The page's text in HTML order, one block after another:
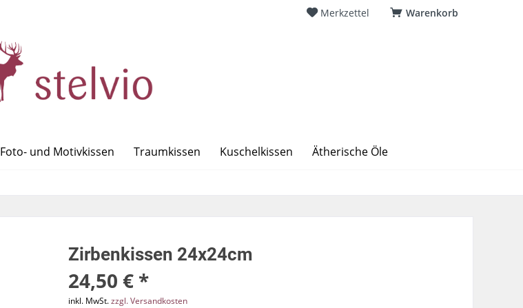
Warenkorb
Merkzettel
Foto- und Motivkissen Traumkissen Kuschelkissen Ätherische Öle
Zirbenkissen 24x24cm
24,50 € *
inkl. MwSt.zzgl. Versandkosten